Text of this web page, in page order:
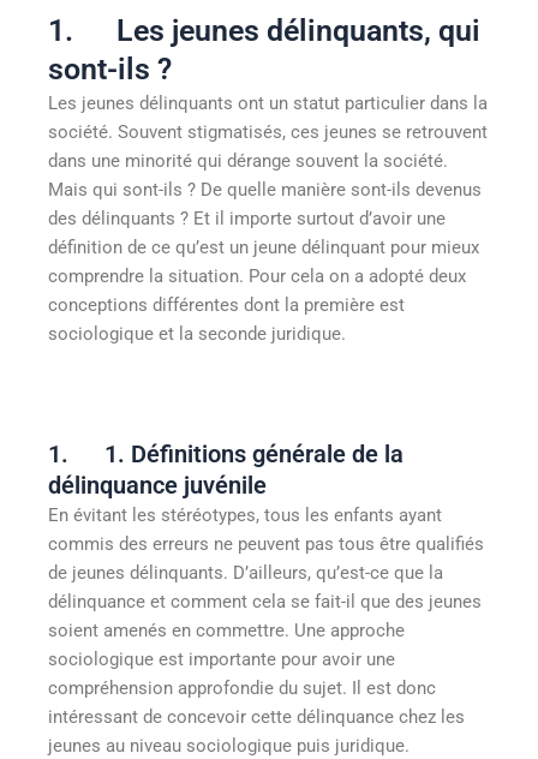
1. Les jeunes délinquants, qui
sont-ils ?
Les jeunes délinquants ont un statut particulier dans la
société. Souvent stigmatisés, ces jeunes se retrouvent
dans une minorité qui dérange souvent la société.
Mais qui sont-ils ? De quelle manière sont-ils devenus
des délinquants ? Et il importe surtout d’avoir une
définition de ce qu’est un jeune délinquant pour mieux
comprendre la situation. Pour cela on a adopté deux
conceptions différentes dont la première est
sociologique et la seconde juridique.
1. 1. Définitions générale de la
délinquance juvénile
En évitant les stéréotypes, tous les enfants ayant
commis des erreurs ne peuvent pas tous être qualifiés
de jeunes délinquants. D’ailleurs, qu’est-ce que la
délinquance et comment cela se fait-il que des jeunes
soient amenés en commettre. Une approche
sociologique est importante pour avoir une
compréhension approfondie du sujet. Il est donc
intéressant de concevoir cette délinquance chez les
jeunes au niveau sociologique puis juridique.